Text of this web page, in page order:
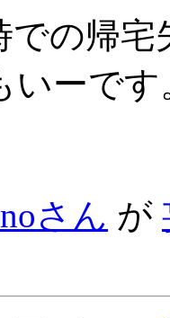
での帰宅
いーです
さん が